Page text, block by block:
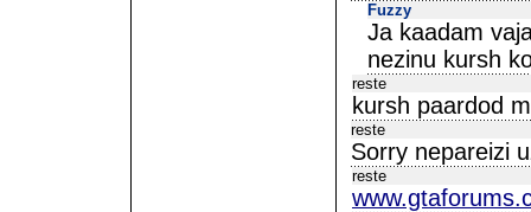
Fuzzy
Ja kaadam
nezinu kursh
reste
kursh paardod
reste
Sorry nepareizi
reste